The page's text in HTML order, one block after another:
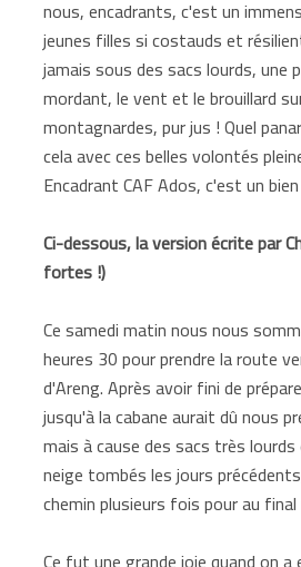
nous, encadrants, c'est un
jeunes filles si costauds et
jamais sous des sacs lourds,
mordant, le vent et le brouillard
montagnardes, pur jus ! Quel
cela avec ces belles volontés
Encadrant CAF Ados, c'est un
Ci-dessous, la version écrite par
fortes !)
Ce samedi matin nous nous
heures 30 pour prendre la route
d'Areng. Après avoir fini de
jusqu'à la cabane aurait dû nous
mais à cause des sacs très
neige tombés les jours
chemin plusieurs fois pour au